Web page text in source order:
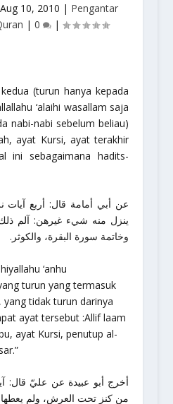
Aug 10, 2010 | Pengantar
| 0 |
(turun hanya kepada
‘alaihi wasallam saja
nabi-nabi sebelum beliau)
ayat Kursi, ayat terakhir
ini sebagaimana hadits-
عن أبي أمامة قال: أربع
ينزل منه شيء غيرهن: آلم
وخاتمة سورة البقرة، والكوثر.
‘anhu
turun yang termasuk
tidak turun darinya
ayat tersebut :Allif laam
ayat Kursi, penutup al-
أخرج أبو عبيدة عن عليّ قال:
من كنز تحت العرش، ولم يعطها